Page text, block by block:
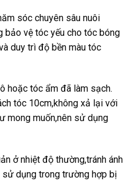
sóc chuyên sâu nuôi
bảo vệ tóc yếu cho tóc bóng
duy trì độ bền màu tóc
hoặc tóc ẩm đã làm sạch.
tóc 10cm,không xả lại với
mong muốn,nên sử dụng
ở nhiệt độ thường,tránh ánh
dụng trong trường hợp bị